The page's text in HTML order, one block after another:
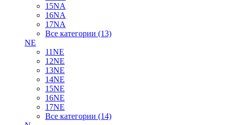
15NA
16NA
17NA
Все категории (13)
NE
11NE
12NE
13NE
14NE
15NE
16NE
17NE
Все категории (14)